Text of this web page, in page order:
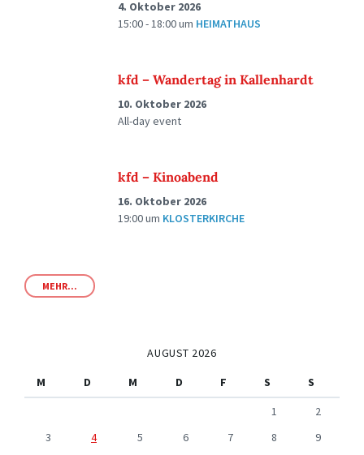
4. Oktober 2026
15:00 - 18:00um HEIMATHAUS
kfd – Wandertag in Kallenhardt
10. Oktober 2026
All-day event
kfd – Kinoabend
16. Oktober 2026
19:00um KLOSTERKIRCHE
MEHR...
AUGUST 2026
M
D M D F S
S
1
2
3
4 5 6 7 8
9